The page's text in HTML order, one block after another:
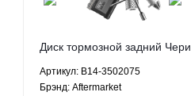
Диск тормозной задний Чери
2.4 АКПП - B14-3502075
Артикул: B14-3502075
Брэнд: Aftermarket